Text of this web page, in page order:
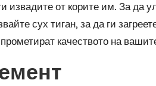
извадите от корите им. За да
сух тиган, за да ги
качеството на